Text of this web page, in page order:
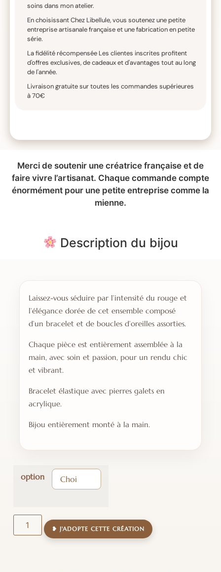
soins dans mon atelier.
En choisissant Chez Libellule, vous soutenez une petite
entreprise artisanale française et une fabrication en petite
série.
La fidélité récompensée Les clientes inscrites profitent
d'offres exclusives, de cadeaux et d'avantages tout au long
de l'année.
Livraison gratuite sur toutes les commandes supérieures
à 70€
Merci de soutenir une créatrice française et de
faire vivre l’artisanat. Chaque commande compte
énormément pour une petite entreprise comme la
mienne.
Description du bijou
Laissez-vous séduire par l’intensité du rouge et
l’élégance dorée de cet ensemble composé
d’un bracelet et de boucles d’oreilles assorties.
Chaque pièce est entièrement assemblée à la
main, avec soin et passion, pour un rendu chic
et vibrant.
Bracelet élastique avec pierres galets en
acrylique.
Bijou entièrement monté à la main.
option
❥ J'ADOPTE CETTE CRÉATION